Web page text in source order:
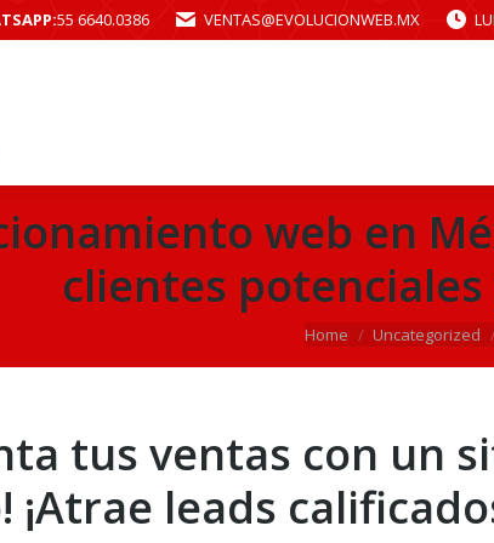
55 6640.0386 VENTAS@EVOLUCIONWEB.MX
web en
clientes
You are here:
Home Uncategorized
tus ventas con un
¡Atrae leads